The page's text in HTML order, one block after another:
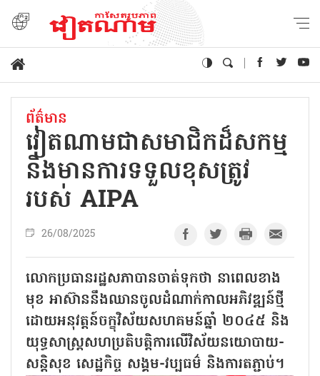
ព័ត៌មាន
វៀតណាមជាសមាជិកដ៏សកម្ម
និងមានការទទួលខុសត្រូវ
របស់ AIPA
26/08/2025
លោកប្រធានរដ្ឋសភាបានចាត់ទុកថា នាពេលខាង
មុខ អាស៊ាននឹងឈានចូលដំណាក់កាលអភិវឌ្ឍន៍ថ្មី
ដោយអនុវត្តន៍ចក្ខុវិស័យសហគមន៍ឆ្នាំ ២០៤៥ និង
យុទ្ធសាស្ត្រសហប្រតិបត្តិការលើវិស័យនយោបាយ-
សន្តិសុខ សេដ្ឋកិច្ច សង្គម-វប្បធម៌ និងការតភ្ជាប់។